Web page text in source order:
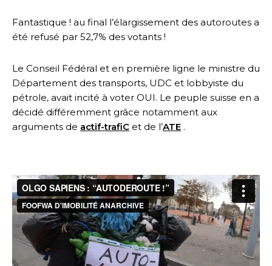
Fantastique ! au final l’élargissement des autoroutes a
été refusé par 52,7% des votants !
Le Conseil Fédéral et en première ligne le ministre du
Département des transports, UDC et lobbyiste du
pétrole, avait incité à voter OUI. Le peuple suisse en a
décidé différemment grâce notamment aux
arguments de actif-trafiC et de l’ATE .